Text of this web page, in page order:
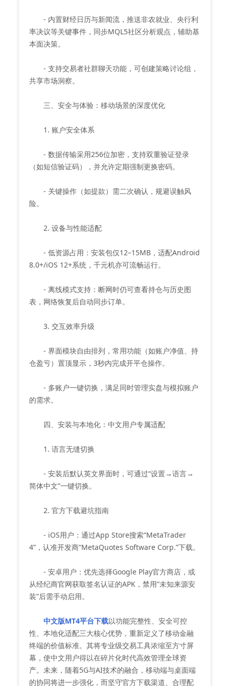
- 内置财经日历与新闻流，推送非农就业、央行利
率决议等关键事件，同步MQL5社区分析观点，辅助基
本面决策。
- 支持交易者社群聊天功能，可创建策略讨论组，
共享市场洞察。
三、安全与体验：移动场景的深度优化
1. 账户安全体系
- 数据传输采用256位加密，支持双重验证登录
（如短信验证码），并允许定期强制更换密码。
- 关键操作（如提款）需二次确认，规避误触风
险。
2. 设备与性能适配
- 低资源占用：安装包仅12–15MB，适配Android
8.0+/iOS 12+系统，千元机亦可流畅运行。
- 离线模式支持：断网时仍可查看持仓与历史图
表，网络恢复后自动同步订单。
3. 交互效率升级
- 界面模块自由排列，常用功能（如账户净值、持
仓盈亏）置顶显示，3秒内完成开平仓操作。
- 多账户一键切换，满足同时管理实盘与模拟账户
的需求。
四、安装与本地化：中文用户专属适配
1. 语言无缝切换
- 安装后默认英文界面时，可通过“设置→语言→
简体中文”一键切换。
2. 官方下载避坑指南
- iOS用户：通过App Store搜索“MetaTrader
4”，认准开发商“MetaQuotes Software Corp.”下载。
- 安卓用户：优先选择Google Play官方商店，或
从经纪商官网获取签名认证的APK，禁用“未知来源安
装”后需手动启用。
中文版MT4平台下载以功能完整性、安全可控
性、本地化适配三大核心优势，重新定义了移动金融
终端的价值标准。其将专业级交易工具浓缩至方寸屏
幕，使中文用户得以在碎片化时代高效管理全球资
产。未来，随着5G与AI技术的融合，移动端与桌面端
的协同将进一步强化，而坚守官方下载渠道、合理配